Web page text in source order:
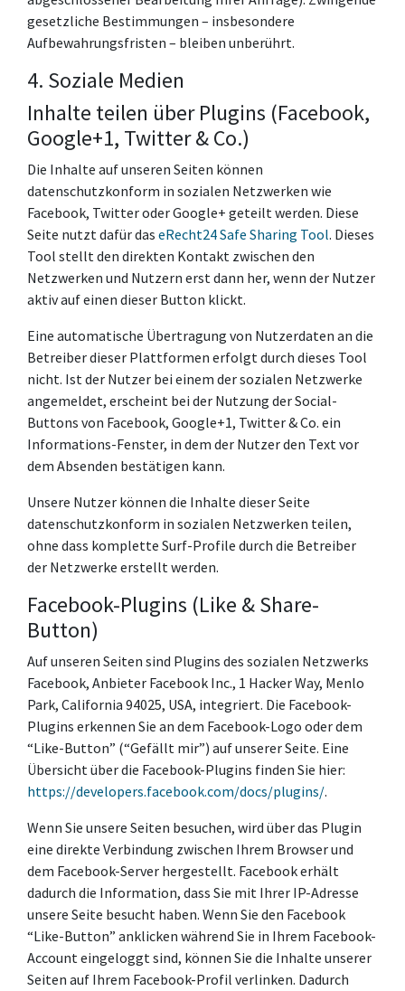
gesetzliche Bestimmungen – insbesondere
Aufbewahrungsfristen – bleiben unberührt.
4. Soziale Medien
Inhalte teilen über Plugins (Facebook,
Google+1, Twitter & Co.)
Die Inhalte auf unseren Seiten können
datenschutzkonform in sozialen Netzwerken wie
Facebook, Twitter oder Google+ geteilt werden. Diese
Seite nutzt dafür das eRecht24 Safe Sharing Tool. Dieses
Tool stellt den direkten Kontakt zwischen den
Netzwerken und Nutzern erst dann her, wenn der Nutzer
aktiv auf einen dieser Button klickt.
Eine automatische Übertragung von Nutzerdaten an die
Betreiber dieser Plattformen erfolgt durch dieses Tool
nicht. Ist der Nutzer bei einem der sozialen Netzwerke
angemeldet, erscheint bei der Nutzung der Social-
Buttons von Facebook, Google+1, Twitter & Co. ein
Informations-Fenster, in dem der Nutzer den Text vor
dem Absenden bestätigen kann.
Unsere Nutzer können die Inhalte dieser Seite
datenschutzkonform in sozialen Netzwerken teilen,
ohne dass komplette Surf-Profile durch die Betreiber
der Netzwerke erstellt werden.
Facebook-Plugins (Like & Share-
Button)
Auf unseren Seiten sind Plugins des sozialen Netzwerks
Facebook, Anbieter Facebook Inc., 1 Hacker Way, Menlo
Park, California 94025, USA, integriert. Die Facebook-
Plugins erkennen Sie an dem Facebook-Logo oder dem
“Like-Button” (“Gefällt mir”) auf unserer Seite. Eine
Übersicht über die Facebook-Plugins finden Sie hier:
https://developers.facebook.com/docs/plugins/.
Wenn Sie unsere Seiten besuchen, wird über das Plugin
eine direkte Verbindung zwischen Ihrem Browser und
dem Facebook-Server hergestellt. Facebook erhält
dadurch die Information, dass Sie mit Ihrer IP-Adresse
unsere Seite besucht haben. Wenn Sie den Facebook
“Like-Button” anklicken während Sie in Ihrem Facebook-
Account eingeloggt sind, können Sie die Inhalte unserer
Seiten auf Ihrem Facebook-Profil verlinken. Dadurch